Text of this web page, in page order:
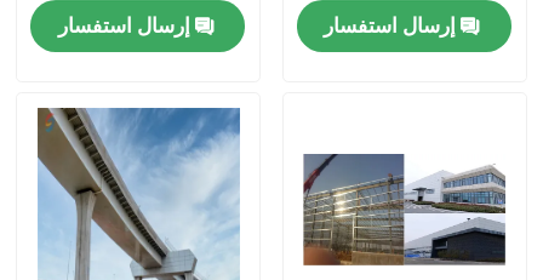
مستودع الهيكل الصلب
هيكل فولاذي خفيف الوزن
مبنى فولاذي مسبق الصنع
إرسال استفسار
إرسال استفسار